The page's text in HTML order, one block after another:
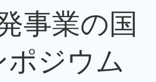
事業の国
ジウム